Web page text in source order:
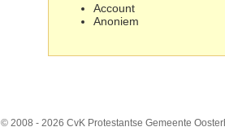
Account
Anoniem
© 2008 - 2026 CvK Protestantse Gemeente